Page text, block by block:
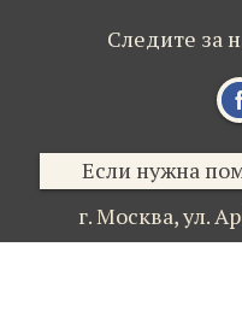
Следите за
Если нужна
г. Москва,ул.